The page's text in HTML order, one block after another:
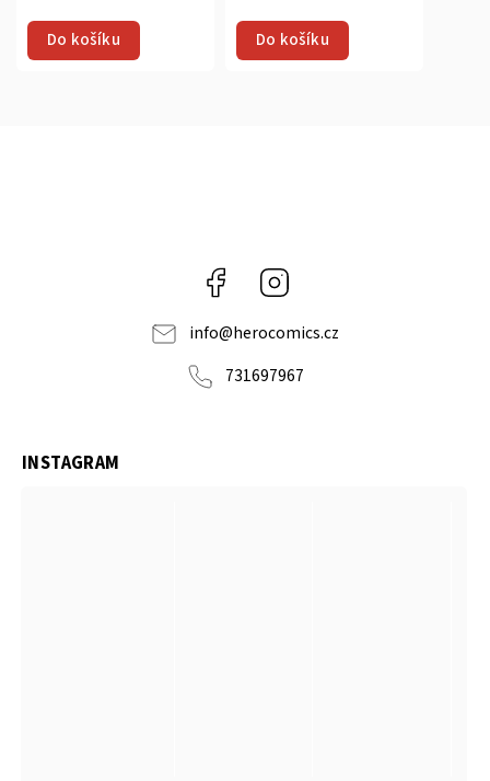
Do košíku Do košíku
Facebook
info@herocomics.cz
731697967
INSTAGRAM